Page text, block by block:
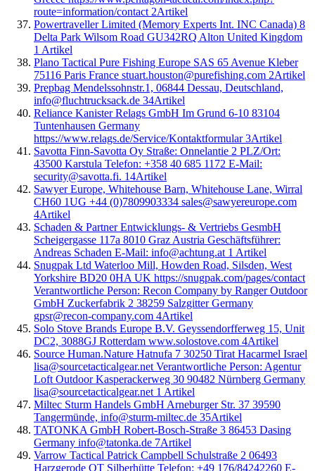
route=information/contact 2Artikel
Powertraveller Limited (Memory Experts Int. INC Canada) 8
Delta Park Wilsom Road GU342RQ Alton United Kingdom
1 Artikel
Plano Tactical Pure Fishing Europe SAS 65 Avenue Kleber
75116 Paris France stuart.houston@purefishing.com 2Artikel
Prepbag Mendelssohnstr.1, 06844 Dessau, Deutschland,
info@fluchtrucksack.de 34Artikel
Reliance Kanister Relags GmbH Im Grund 6-10 83104
Tuntenhausen Germany
https://www.relags.de/Service/Kontaktformular3Artikel
Savotta Finn-Savotta Oy Straße: Onnelantie 2 PLZ/Ort:
43500 Karstula Telefon: +358 40 685 1172 E-Mail:
security@savotta.fi. 14Artikel
Sawyer Europe, Whitehouse Barn, Whitehouse Lane, Wirral
CH60 1UG +44 (0)7809903334 sales@sawyereurope.com
4Artikel
Schaden & Partner Entwicklungs- & Vertriebs GesmbH
Scheigergasse 117a 8010 Graz Austria Geschäftsführer:
Andreas Schaden E-Mail: info@achtung.at 1 Artikel
Snugpak Ltd Waterloo Mill, Howden Road, Silsden, West
Yorkshire BD20 0HA UK https://snugpak.com/pages/contact
Verantwortliche Person: Recon Company by Ranger Outdoor
GmbH Zuckerfabrik 2 38259 Salzgitter Germany
gpsr@recon-company.com 4Artikel
Solo Stove Brands Europe B.V. Geyssendorfferweg 15, Unit
DC2, 3088GJ Rotterdam www.solostove.com 4Artikel
Source Human.Nature Hatnufa 7 30250 Tirat Hacarmel Israel
lisa@sourcetacticalgear.net Verantwortliche Person: Agentur
Loft Outdoor Kasperackerweg 30 90482 Nürnberg Germany
lisa@sourcetacticalgear.net 1 Artikel
Miltec Sturm Handels GmbH Arneburger Str. 37 39590
Tangermünde, info@sturm-miltec.de 35Artikel
TATONKA GmbH Robert-Bosch-Straße 3 86453 Dasing
Germany info@tatonka.de 7Artikel
Varrow Tactical Patrick Campbell Schulstraße 2 06493
Harzgerode OT Silberhütte Telefon: +49 176/84242260 E-